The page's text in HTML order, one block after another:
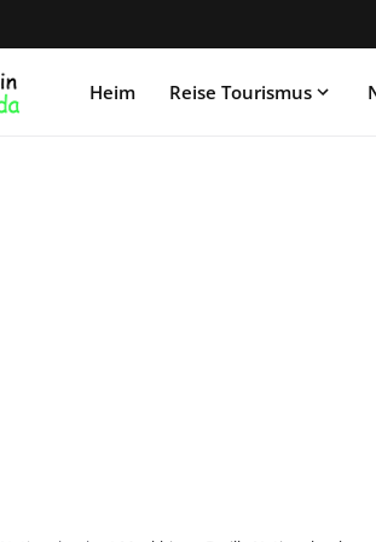
Heim Reise Tourismus